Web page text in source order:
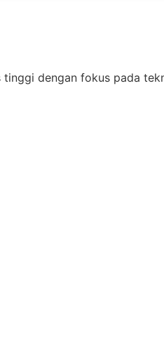
dengan fokus pada